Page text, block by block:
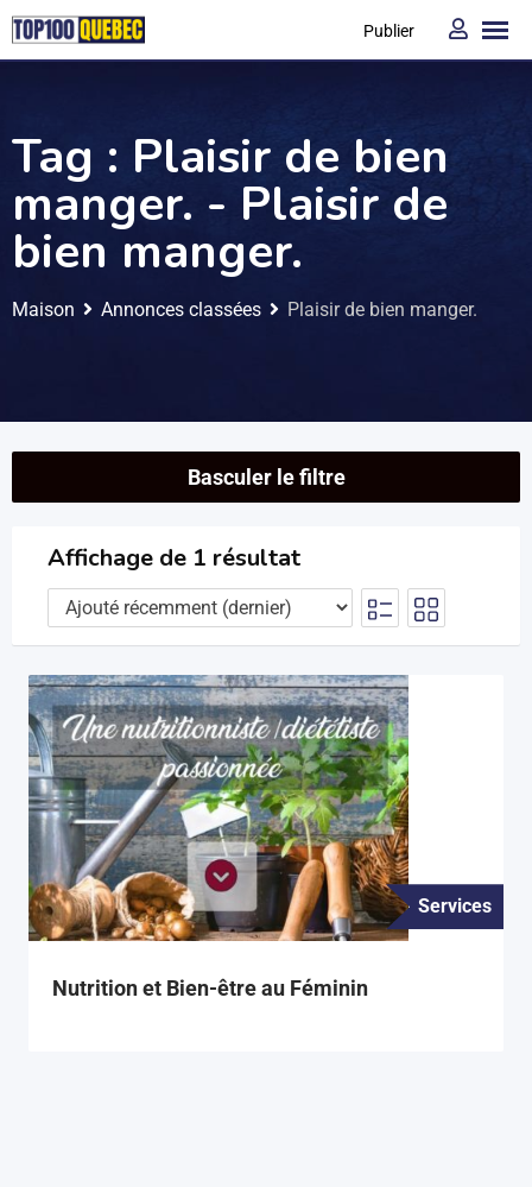
Publier
Tag : Plaisir de bien
manger. - Plaisir de
bien manger.
Maison Annonces classées Plaisir de bien manger.
Basculer le filtre
Affichage de 1 résultat
Services
Nutrition et Bien-être au Féminin